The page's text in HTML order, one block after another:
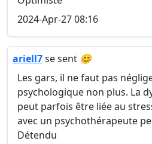
2024-Apr-27 08:16
ariell7se sent 😊
Les gars, il ne faut pas
psychologique non plus. La
peut parfois être liée au
avec un psychothérapeute
Détendu